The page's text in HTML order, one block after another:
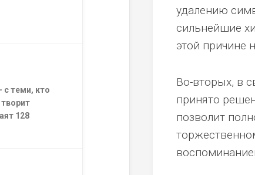
с теми, кто
128
удалению
сильнейшие
этой причине
Во-вторых, в
принято
позволит